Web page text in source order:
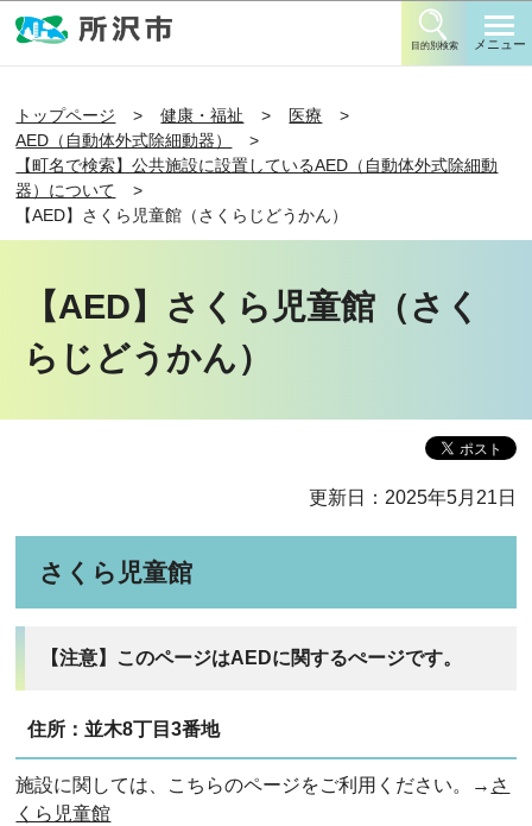
目的別検索 メニュー
トップページ 健康・福祉
医療
AED（自動体外式除細動器）
【町名で検索】公共施設に設置しているAED（自動体外式除細動
器）について
【AED】さくら児童館（さくらじどうかん）
【AED】さくら児童館（さく
らじどうかん）
更新日：2025年5月21日
さくら児童館
【注意】このページはAEDに関するぺージです。
住所：並木8丁目3番地
施設に関しては、こちらのページをご利用ください。→ さ
くら児童館